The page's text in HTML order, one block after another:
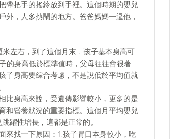
帶把手的搖鈴放到手裡。這個時期的嬰兒
外，人多熱鬧的地方。爸爸媽媽一逗他，
左右，到了這個月末，孩子基本身高可
的身高低於標準值時，父母往往會很著
子身高要綜合考慮，不是說低於平均值就
比身高來說，受遺傳影響較小，更多的是
和營養狀況的重要指標。這個月平均嬰兒
躍性增長，這都是正常的。
來找一下原因：1.孩子胃口本身較小，吃